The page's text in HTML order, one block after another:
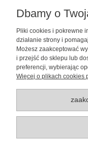
Sklep dla psów caniLOVE
010 Krzywiń, woj.
Realizacja:Centrum
Dbamy o
Pliki cookies i pokrewne
działanie strony i
Możesz zaakceptować
i przejść do sklepu lub
preferencji, wybierając
Więcej o plikach cookies